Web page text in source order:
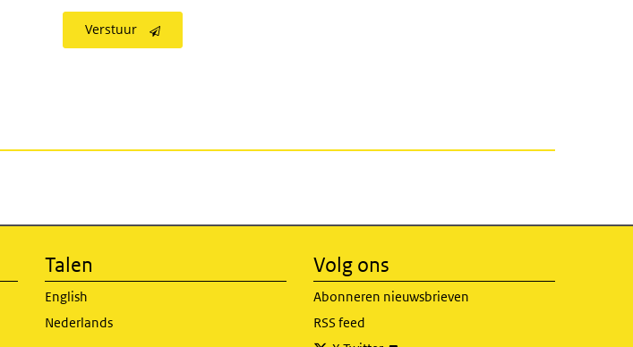
Verstuur
Talen
English
Nederlands
Volg ons
Abonneren nieuwsbrieven
RSS feed